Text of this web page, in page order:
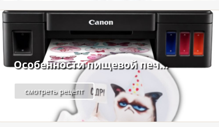
Особенности пищевой печ...
смотреть рецепт